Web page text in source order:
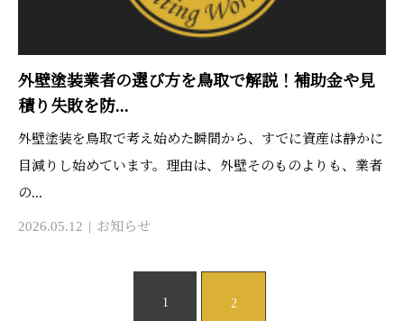
外壁塗装業者の選び方を鳥取で解説！補助金や見
積り失敗を防...
外壁塗装を鳥取で考え始めた瞬間から、すでに資産は静かに
目減りし始めています。理由は、外壁そのものよりも、業者
の...
2026.05.12 お知らせ
1 2